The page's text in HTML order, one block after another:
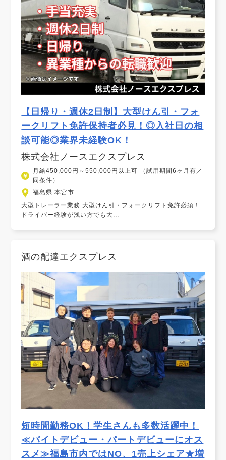
【日帰り・週休2日制】大型けん引・フォ
ークリフト免許保持者必見！◎入社日の相
談可能◎業界未経験OK！
株式会社ノースエクスプレス
月給450,000円～550,000円以上可 （試用期間6ヶ月有／
同条件）
福島県 本宮市
大型トレーラー業務 大型けん引・フォークリフト免許必須！
ドライバー経験が浅い方でも大...
酒の配達エクスプレス
短時間勤務OK！学生さんも多数活躍中！
≪バイトデビュー・パートデビューにオス
スメ≫福島市内ではNO、1売上シェア★増